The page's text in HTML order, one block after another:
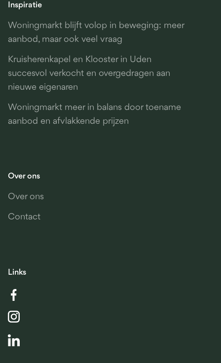
Inspiratie
Woningmarkt blijft volop in beweging: meer
aanbod, maar ook veel vraag
Kruisherenkapel en Klooster in Uden
succesvol verkocht en overgedragen aan
nieuwe eigenaren
Woningmarkt meer in balans door toename
aanbod en afvlakkende prijzen
Over ons
Over ons
Contact
Links